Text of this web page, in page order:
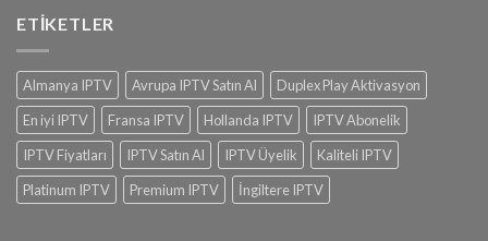
ETIKETLER
Almanya IPTV Avrupa IPTV Satın Al
Duplex Play Aktivasyon
En iyi IPTV
Fransa IPTV Hollanda IPTV
IPTV Abonelik
IPTV Fiyatları
IPTV Satın Al IPTV Üyelik
Kaliteli IPTV
Platinum IPTV
Premium IPTV İngiltere IPTV